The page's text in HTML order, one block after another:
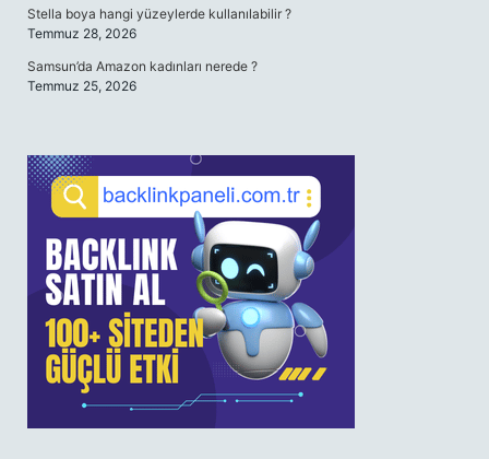
Stella boya hangi yüzeylerde kullanılabilir ?
Temmuz 28, 2026
Samsun’da Amazon kadınları nerede ?
Temmuz 25, 2026